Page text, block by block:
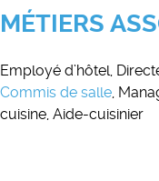
MÉTIERS
Employé d’hôtel,
Commis de salle,
cuisine, Aide-cuisinier